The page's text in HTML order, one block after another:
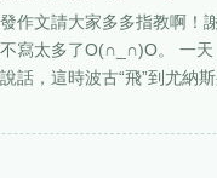
作文請大家多多指教啊！
寫太多了O(∩_∩)O。 一
話，這時波古“飛”到尤納